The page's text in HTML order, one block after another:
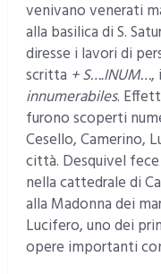
venivano venerati
alla basilica di S.
diresse i lavori di
scritta + S….INUM…,
innumerabiles.
furono scoperti
Cesello, Camerino,
città. Desquivel
nella cattedrale di
alla Madonna dei
Lucifero, uno dei
opere importanti